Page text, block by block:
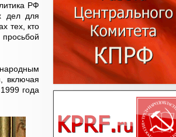
РФ
дел для
тех, кто
включая
года